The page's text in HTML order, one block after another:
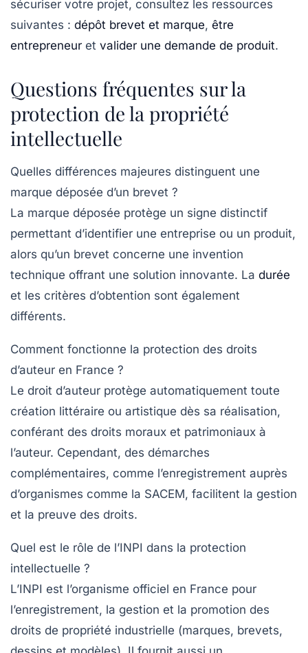
sécuriser votre projet, consultez les ressources
suivantes : dépôt brevet et marque, être
entrepreneur et valider une demande de produit.
Questions fréquentes sur la
protection de la propriété
intellectuelle
Quelles différences majeures distinguent une
marque déposée d’un brevet ?
La marque déposée protège un signe distinctif
permettant d’identifier une entreprise ou un produit,
alors qu’un brevet concerne une invention
technique offrant une solution innovante. La durée
et les critères d’obtention sont également
différents.
Comment fonctionne la protection des droits
d’auteur en France ?
Le droit d’auteur protège automatiquement toute
création littéraire ou artistique dès sa réalisation,
conférant des droits moraux et patrimoniaux à
l’auteur. Cependant, des démarches
complémentaires, comme l’enregistrement auprès
d’organismes comme la SACEM, facilitent la gestion
et la preuve des droits.
Quel est le rôle de l’INPI dans la protection
intellectuelle ?
L’INPI est l’organisme officiel en France pour
l’enregistrement, la gestion et la promotion des
droits de propriété industrielle (marques, brevets,